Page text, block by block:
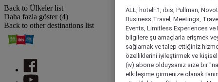
Back to Ülkeler list
Daha fazla göster (4)
Back to other destinations list
ALL, hotelF1, ibis, Pullman,
Business Travel, Meetings,
Events, Limitless Experiences
bilgilere şu amaçlarla erişmek
sağlamak ve talep ettiğiniz
özelliklerini iyileştirmek ve
(iv) abone olduysanız size bir
etkileşime girmenize olanak